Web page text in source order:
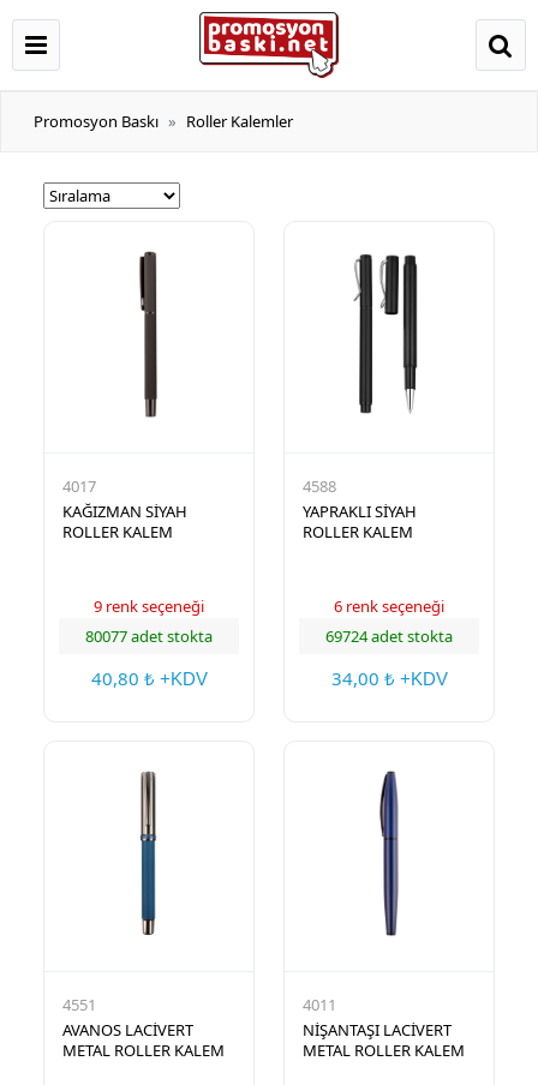
Promosyon Baskı Roller Kalemler
4017
KAĞIZMAN SİYAH
ROLLER KALEM
9 renk seçeneği
80077 adet stokta
40,80 ₺ +KDV
4588
YAPRAKLI SİYAH
ROLLER KALEM
6 renk seçeneği
69724 adet stokta
34,00 ₺ +KDV
4551
AVANOS LACİVERT
METAL ROLLER KALEM
4011
NİŞANTAŞI LACİVERT
METAL ROLLER KALEM